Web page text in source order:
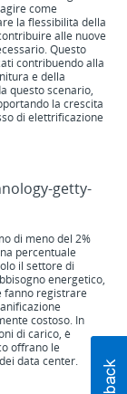
come
la flessibilità della
alle nuove
Questo
contribuendo alla
e della
questo scenario,
la crescita
di elettrificazione
di meno del 2%
percentuale
il settore di
energetico,
fanno registrare
costoso. In
di carico, è
offrano le
data center.